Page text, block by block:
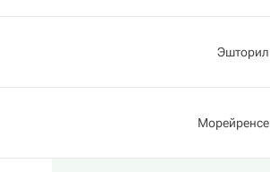
Эшторил
Морейренсе